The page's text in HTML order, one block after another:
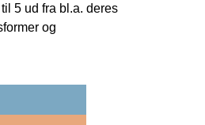
5 ud fra bl.a. deres
og